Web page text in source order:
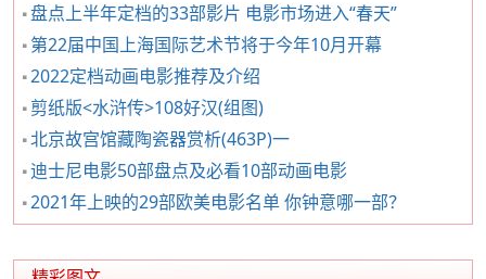
盘点上半年定档的33部影片 电影市场进入“春天”
第22届中国上海国际艺术节将于今年10月开幕
2022定档动画电影推荐及介绍
剪纸版<水浒传>108好汉(组图)
北京故宫馆藏陶瓷器赏析(463P)一
迪士尼电影50部盘点及必看10部动画电影
2021年上映的29部欧美电影名单 你钟意哪一部？